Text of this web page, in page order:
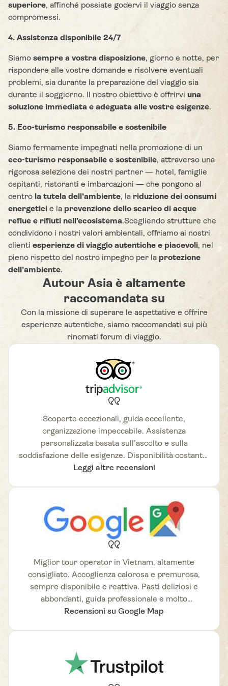
superiore, affinché possiate godervi il viaggio senza
compromessi.
4. Assistenza disponibile 24/7
Siamo sempre a vostra disposizione, giorno e notte, per
rispondere alle vostre domande e risolvere eventuali
problemi, sia durante la preparazione del viaggio sia
durante il soggiorno. Il nostro obiettivo è offrirvi una
soluzione immediata e adeguata alle vostre esigenze.
5. Eco-turismo responsabile e sostenibile
Siamo fermamente impegnati nella promozione di un
eco-turismo responsabile e sostenibile, attraverso una
rigorosa selezione dei nostri partner — hotel, famiglie
ospitanti, ristoranti e imbarcazioni — che pongono al
centro la tutela dell’ambiente, la riduzione dei consumi
energetici e la prevenzione dello scarico di acque
reflue e rifiuti nell’ecosistema.Scegliendo strutture che
condividono i nostri valori ambientali, offriamo ai nostri
clienti esperienze di viaggio autentiche e piacevoli, nel
pieno rispetto del nostro impegno per la protezione
dell’ambiente.
Autour Asia è altamente
raccomandata su
Con la missione di superare le aspettative e offrire
esperienze autentiche, siamo raccomandati sui più
rinomati forum di viaggio.
Scoperte eccezionali, guida eccellente,
organizzazione impeccabile. Assistenza
personalizzata basata sull’ascolto e sulla
soddisfazione delle esigenze. Disponibilità costante.
Agenzia di viaggi molto rinomata in Vietnam,
Leggi altre recensioni
Miglior tour operator in Vietnam, altamente
consigliato. Accoglienza calorosa e premurosa,
sempre disponibile e reattiva. Pasti deliziosi e
abbondanti, guida professionale e molto
competente.
Recensioni su Google Map